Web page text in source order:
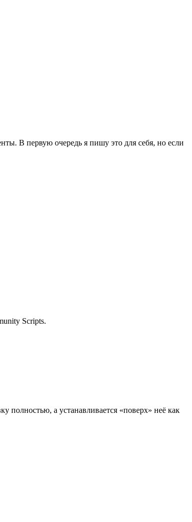
В первую очередь я пишу это для себя, но если
Scripts.
а устанавливается «поверх» неё как